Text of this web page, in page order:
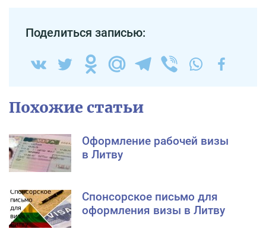
Поделиться записью:
Похожие статьи
Оформление рабочей визы
в Литву
Спонсорское письмо для
оформления визы в Литву